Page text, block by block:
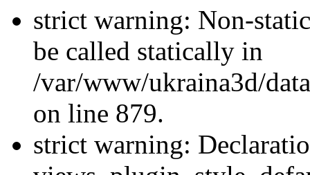
strict warning: Non-
be called statically in
/var/www/ukraina3d/
on line 879.
strict warning: